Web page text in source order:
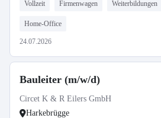
Vollzeit Firmenwagen Weiterbildungen
Home-Office
24.07.2026
Bauleiter (m/w/d)
Circet K & R Eilers GmbH
Harkebrügge